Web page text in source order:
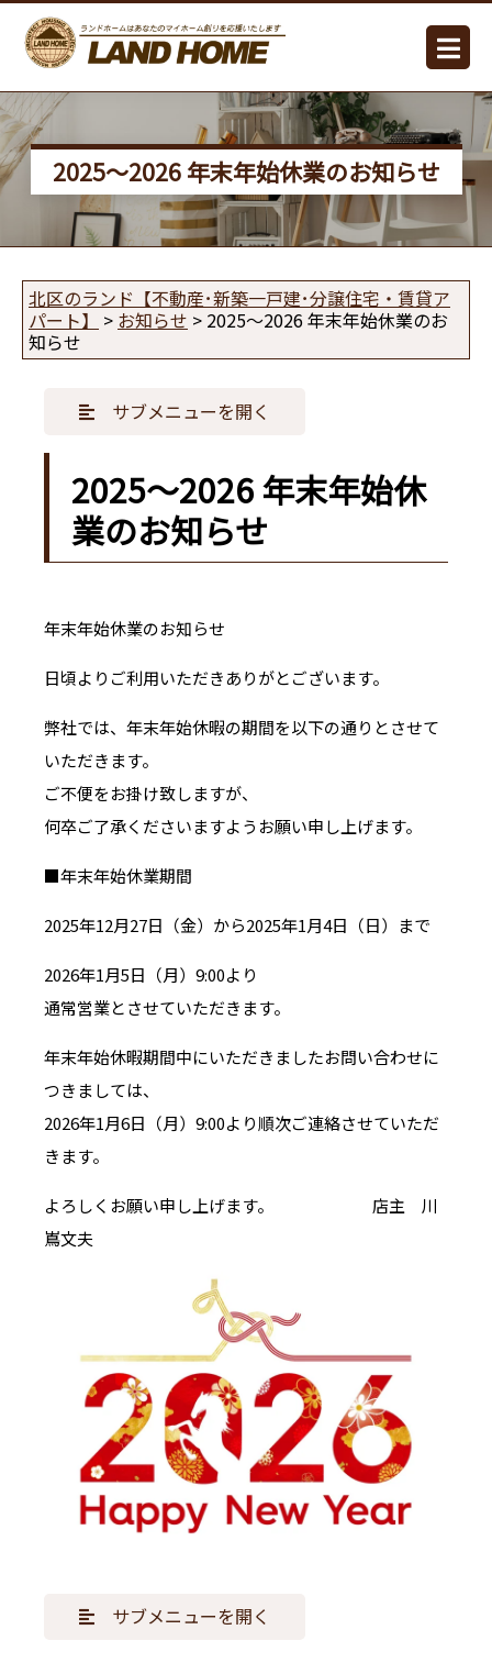
2025～2026 年末年始休業のお知らせ
北区のランド【不動産･新築一戸建･分譲住宅・賃貸ア
パート】
> お知らせ > 2025～2026 年末年始休業のお
知らせ
サブメニューを開く
2025～2026 年末年始休
業のお知らせ
年末年始休業のお知らせ
日頃よりご利用いただきありがとございます。
弊社では、年末年始休暇の期間を以下の通りとさせて
いただきます。
ご不便をお掛け致しますが、
何卒ご了承くださいますようお願い申し上げます。
■年末年始休業期間
2025年12月27日（金）から2025年1月4日（日）まで
2026年1月5日（月）9:00より
通常営業とさせていただきます。
年末年始休暇期間中にいただきましたお問い合わせに
つきましては、
2026年1月6日（月）9:00より順次ご連絡させていただ
きます。
よろしくお願い申し上げます。 店主 川
嶌文夫
サブメニューを開く